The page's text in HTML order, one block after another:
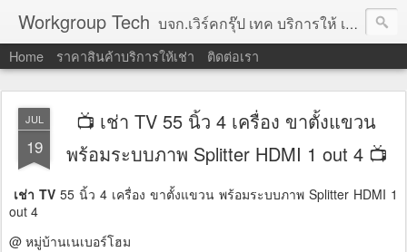
Workgroup Tech บจก.เวิร์คกรุ๊ป เทค บริการให้ เช่าคอมพิวเตอร์ โน้ตบุ๊ค โปรเจคเตอร์ ทีวีจอแบน จอทัชสกรีน ตู้คีออส วีดีโอวอล และอุปกรณ์อื่น ๆ บริการให้เช่าเป็น รายวัน
Home ราคาสินค้าบริการให้เช่า ติดต่อเรา
JUL
19
📺 เช่า TV 55 นิ้ว 4 เครื่อง ขาตั้งแขวน
พร้อมระบบภาพ Splitter HDMI 1 out 4 📺
เช่า TV 55 นิ้ว 4 เครื่อง ขาตั้งแขวน พร้อมระบบภาพ Splitter HDMI 1
out 4
@ หมู่บ้านเนเบอร์โฮม